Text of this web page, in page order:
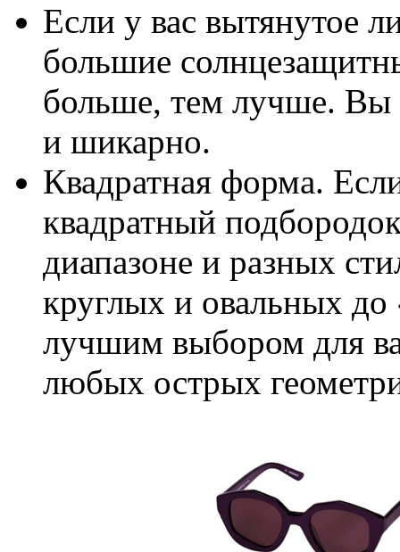
Если у вас вытянутое
большие
больше, тем лучше. Вы
и шикарно.
Квадратная форма.
квадратный
диапазоне и разных
круглых и овальных до
лучшим выбором для
любых острых